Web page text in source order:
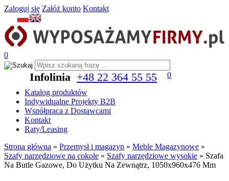
Zaloguj się Załóż konto Kontakt
0
Infolinia +48 22 364 55 55
0
Katalog produktów
Indywidualne Projekty B2B
Współpraca z Dostawcami
Kontakt
Raty/Leasing
Strona główna » Przemysł i magazyn » Meble Magazynowe »
Szafy narzędziowe na cokole » Szafy narzędziowe wysokie » Szafa
Na Butle Gazowe, Do Użytku Na Zewnątrz, 1050x960x476 Mm